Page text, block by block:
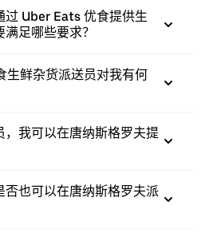
过 Uber Eats 优食提供生
足哪些要求？
生鲜杂货派送员对我有何
，我可以在唐纳斯格罗夫提
否也可以在唐纳斯格罗夫派